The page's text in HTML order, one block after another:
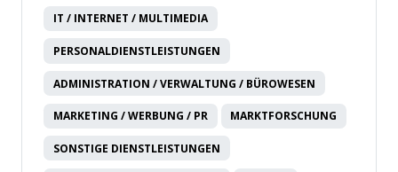
IT / INTERNET / MULTIMEDIA
PERSONALDIENSTLEISTUNGEN
ADMINISTRATION / VERWALTUNG / BÜROWESEN
MARKETING / WERBUNG / PR MARKTFORSCHUNG
SONSTIGE DIENSTLEISTUNGEN